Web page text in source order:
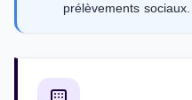
prélèvements sociaux.